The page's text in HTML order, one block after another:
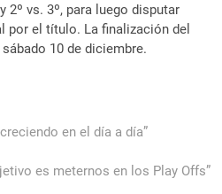
2º vs. 3º, para luego disputar
por el título. La finalización del
10 de diciembre.
en el día a día”
es meternos en los Play Offs”